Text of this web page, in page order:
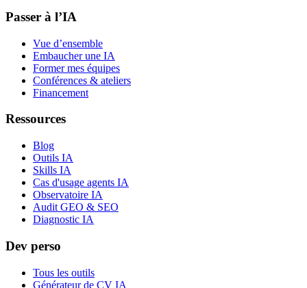
Passer à l’IA
Vue d’ensemble
Embaucher une IA
Former mes équipes
Conférences & ateliers
Financement
Ressources
Blog
Outils IA
Skills IA
Cas d'usage agents IA
Observatoire IA
Audit GEO & SEO
Diagnostic IA
Dev perso
Tous les outils
Générateur de CV IA